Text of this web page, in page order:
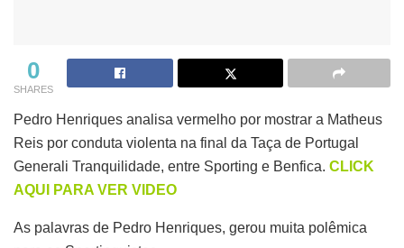
0
SHARES
Pedro Henriques analisa vermelho por mostrar a Matheus
Reis por conduta violenta na final da Taça de Portugal
Generali Tranquilidade, entre Sporting e Benfica. CLICK
AQUI PARA VER VIDEO
As palavras de Pedro Henriques, gerou muita polêmica